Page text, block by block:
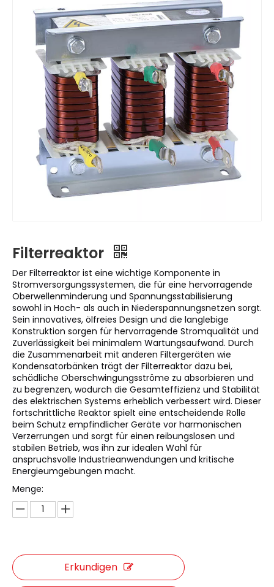
Filterreaktor
Der Filterreaktor ist eine wichtige Komponente in
Stromversorgungssystemen, die für eine hervorragende
Oberwellenminderung und Spannungsstabilisierung
sowohl in Hoch- als auch in Niederspannungsnetzen sorgt.
Sein innovatives, ölfreies Design und die langlebige
Konstruktion sorgen für hervorragende Stromqualität und
Zuverlässigkeit bei minimalem Wartungsaufwand. Durch
die Zusammenarbeit mit anderen Filtergeräten wie
Kondensatorbänken trägt der Filterreaktor dazu bei,
schädliche Oberschwingungsströme zu absorbieren und
zu begrenzen, wodurch die Gesamteffizienz und Stabilität
des elektrischen Systems erheblich verbessert wird. Dieser
fortschrittliche Reaktor spielt eine entscheidende Rolle
beim Schutz empfindlicher Geräte vor harmonischen
Verzerrungen und sorgt für einen reibungslosen und
stabilen Betrieb, was ihn zur idealen Wahl für
anspruchsvolle Industrieanwendungen und kritische
Energieumgebungen macht.
Menge:
Erkundigen